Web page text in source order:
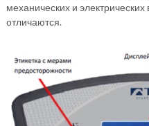
механических и
отличаются.